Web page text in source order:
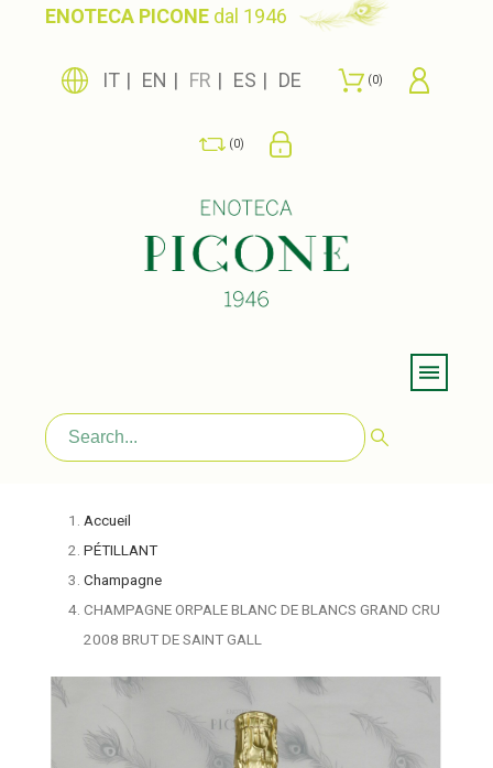
ENOTECA PICONE dal 1946
IT EN FR ES DE 0
0
Accueil
PÉTILLANT
Champagne
CHAMPAGNE ORPALE BLANC DE BLANCS GRAND CRU
2008 BRUT DE SAINT GALL